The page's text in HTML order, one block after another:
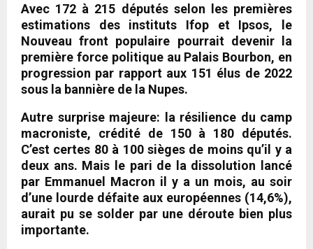
Avec 172 à 215 députés selon les premières
estimations des instituts Ifop et Ipsos, le
Nouveau front populaire pourrait devenir la
première force politique au Palais Bourbon, en
progression par rapport aux 151 élus de 2022
sous la bannière de la Nupes.
Autre surprise majeure: la résilience du camp
macroniste, crédité de 150 à 180 députés.
C’est certes 80 à 100 sièges de moins qu’il y a
deux ans. Mais le pari de la dissolution lancé
par Emmanuel Macron il y a un mois, au soir
d’une lourde défaite aux européennes (14,6%),
aurait pu se solder par une déroute bien plus
importante.